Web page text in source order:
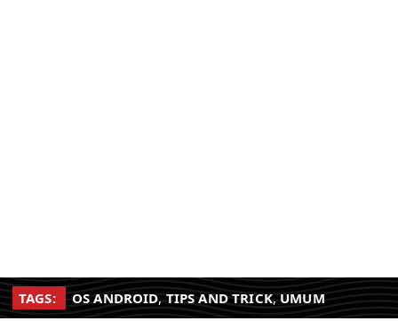
TAGS: OS ANDROID, TIPS AND TRICK, UMUM